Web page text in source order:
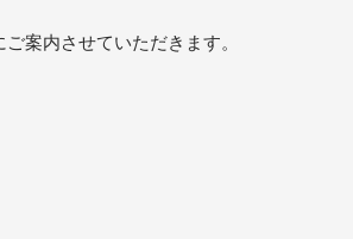
案内させていただきます。